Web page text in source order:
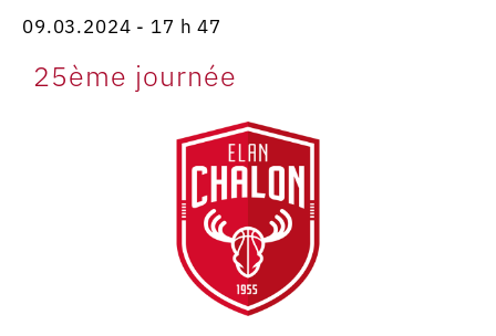
09.03.2024 - 17 h 47
25ème journée